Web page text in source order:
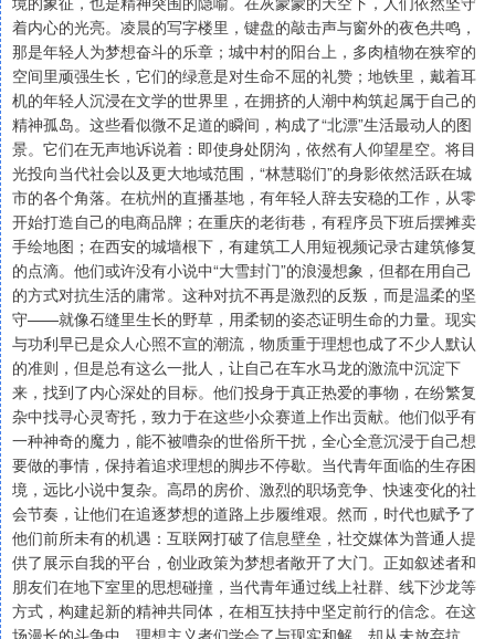
着内心的光亮。凌晨的写字楼里，键盘的敲击声与窗外的夜色共鸣，
那是年轻人为梦想奋斗的乐章；城中村的阳台上，多肉植物在狭窄的
空间里顽强生长，它们的绿意是对生命不屈的礼赞；地铁里，戴着耳
机的年轻人沉浸在文学的世界里，在拥挤的人潮中构筑起属于自己的
精神孤岛。这些看似微不足道的瞬间，构成了“北漂”生活最动人的图
景。它们在无声地诉说着：即使身处阴沟，依然有人仰望星空。将目
光投向当代社会以及更大地域范围，“林慧聪们”的身影依然活跃在城
市的各个角落。在杭州的直播基地，有年轻人辞去安稳的工作，从零
开始打造自己的电商品牌；在重庆的老街巷，有程序员下班后摆摊卖
手绘地图；在西安的城墙根下，有建筑工人用短视频记录古建筑修复
的点滴。他们或许没有小说中“大雪封门”的浪漫想象，但都在用自己
的方式对抗生活的庸常。这种对抗不再是激烈的反叛，而是温柔的坚
守——就像石缝里生长的野草，用柔韧的姿态证明生命的力量。现实
与功利早已是众人心照不宣的潮流，物质重于理想也成了不少人默认
的准则，但是总有这么一批人，让自己在车水马龙的激流中沉淀下
来，找到了内心深处的目标。他们投身于真正热爱的事物，在纷繁复
杂中找寻心灵寄托，致力于在这些小众赛道上作出贡献。他们似乎有
一种神奇的魔力，能不被嘈杂的世俗所干扰，全心全意沉浸于自己想
要做的事情，保持着追求理想的脚步不停歇。当代青年面临的生存困
境，远比小说中复杂。高昂的房价、激烈的职场竞争、快速变化的社
会节奏，让他们在追逐梦想的道路上步履维艰。然而，时代也赋予了
他们前所未有的机遇：互联网打破了信息壁垒，社交媒体为普通人提
供了展示自我的平台，创业政策为梦想者敞开了大门。正如叙述者和
朋友们在地下室里的思想碰撞，当代青年通过线上社群、线下沙龙等
方式，构建起新的精神共同体，在相互扶持中坚定前行的信念。在这
场漫长的斗争中，理想主义者们学会了与现实和解，却从未放弃抗